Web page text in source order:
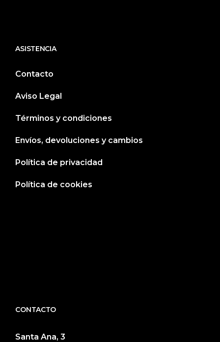
ASISTENCIA
Contacto
Aviso Legal
Términos y condiciones
Envíos, devoluciones y cambios
Política de privacidad
Política de cookies
CONTACTO
Santa Ana, 3